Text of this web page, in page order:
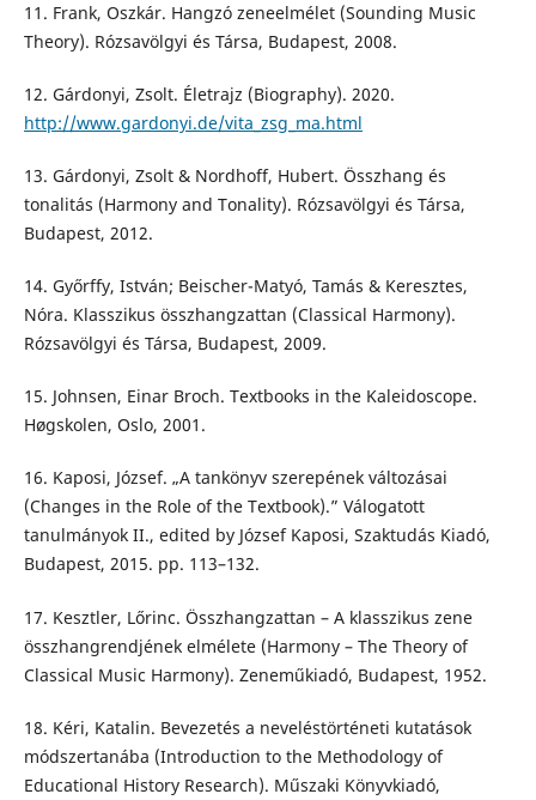
11. Frank, Oszkár. Hangzó zeneelmélet (Sounding Music
Theory). Rózsavölgyi és Társa, Budapest, 2008.
12. Gárdonyi, Zsolt. Életrajz (Biography). 2020.
http://www.gardonyi.de/vita_zsg_ma.html
13. Gárdonyi, Zsolt & Nordhoff, Hubert. Összhang és
tonalitás (Harmony and Tonality). Rózsavölgyi és Társa,
Budapest, 2012.
14. Győrffy, István; Beischer-Matyó, Tamás & Keresztes,
Nóra. Klasszikus összhangzattan (Classical Harmony).
Rózsavölgyi és Társa, Budapest, 2009.
15. Johnsen, Einar Broch. Textbooks in the Kaleidoscope.
Høgskolen, Oslo, 2001.
16. Kaposi, József. „A tankönyv szerepének változásai
(Changes in the Role of the Textbook).” Válogatott
tanulmányok II., edited by József Kaposi, Szaktudás Kiadó,
Budapest, 2015. pp. 113–132.
17. Kesztler, Lőrinc. Összhangzattan – A klasszikus zene
összhangrendjének elmélete (Harmony – The Theory of
Classical Music Harmony). Zeneműkiadó, Budapest, 1952.
18. Kéri, Katalin. Bevezetés a neveléstörténeti kutatások
módszertanába (Introduction to the Methodology of
Educational History Research). Műszaki Könyvkiadó,